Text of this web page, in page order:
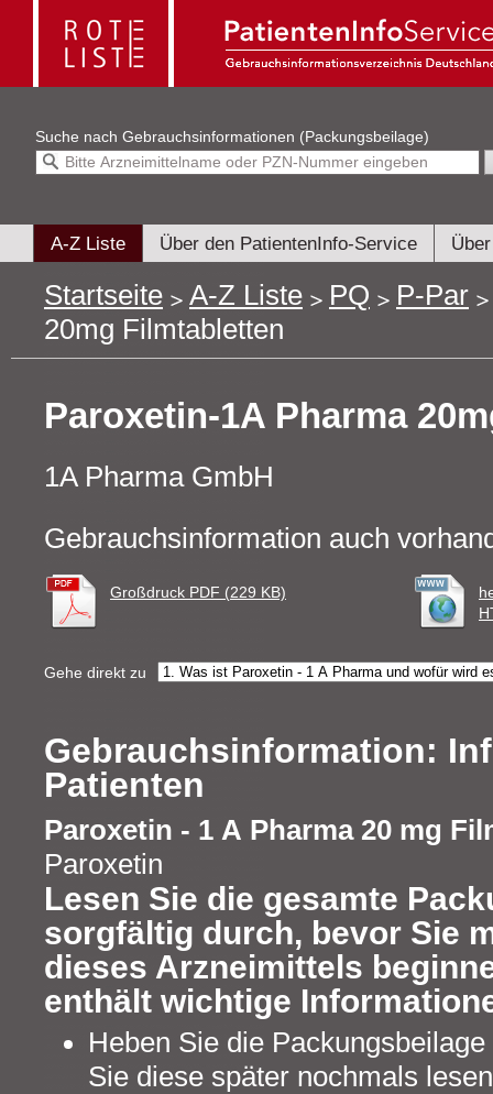
Suche nach Gebrauchsinformationen (Packungsbeilage)
A-Z Liste Über den PatientenInfo-Service
Startseite A-Z Liste PQ
P-Par
20mg Filmtabletten
Paroxetin-1A Pharma
1A Pharma GmbH
Gebrauchsinformation auch
Großdruck PDF (229 KB)
Gehe direkt zu
Gebrauchsinformation:
Patienten
Paroxetin - 1 A Pharma 20 mg
Paroxetin
Lesen Sie die gesamte
sorgfältig durch, bevor Sie
dieses Arzneimittels
enthält wichtige
Heben Sie die
Sie diese später nochmals